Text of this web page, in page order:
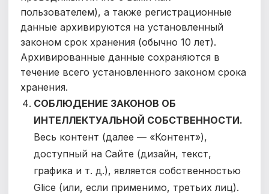
пользователем), а также регистрационные
данные архивируются на установленный
законом срок хранения (обычно 10 лет).
Архивированные данные сохраняются в
течение всего установленного законом срока
хранения.
СОБЛЮДЕНИЕ ЗАКОНОВ ОБ
ИНТЕЛЛЕКТУАЛЬНОЙ СОБСТВЕННОСТИ.
Весь контент (далее — «Контент»),
доступный на Сайте (дизайн, текст,
графика и т. д.), является собственностью
Glice (или, если применимо, третьих лиц).